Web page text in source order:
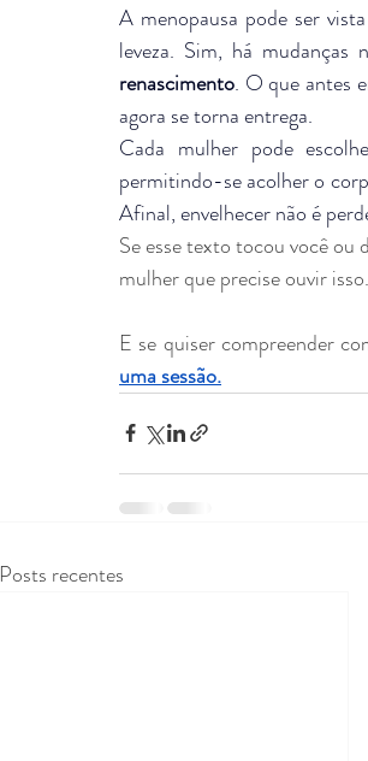
A menopausa pode ser
renascimento. O que antes
agora se torna entrega.
Cada mulher pode
permitindo-se acolher o
Afinal, envelhecer não é
Se esse texto tocou você
mulher que precise ouvir isso.
E se quiser compreender
uma sessão.
Posts recentes